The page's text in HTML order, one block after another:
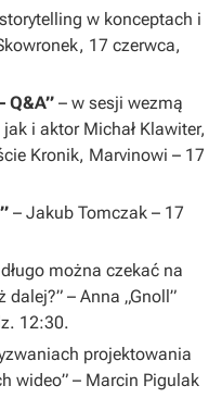
w konceptach i
17 czerwca,
Q&A” – w sesji wezmą
i aktor Michał Klawiter,
Kronik, Marvinowi – 17
– Jakub Tomczak – 17
można czekać na
– Anna „Gnoll”
12:30.
projektowania
wideo” – Marcin Pigulak